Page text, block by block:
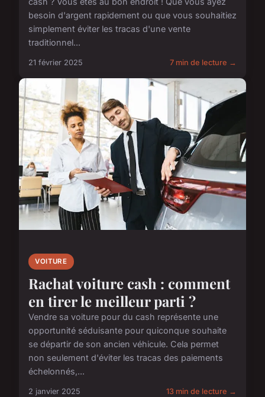
besoin d'argent rapidement ou que vous souhaitiez
simplement éviter les tracas d'une vente
traditionnel...
21 février 2025 7 min de lecture →
VOITURE
Rachat voiture cash : comment
en tirer le meilleur parti ?
Vendre sa voiture pour du cash représente une
opportunité séduisante pour quiconque souhaite
se départir de son ancien véhicule. Cela permet
non seulement d'éviter les tracas des paiements
échelonnés,...
2 janvier 2025 13 min de lecture →